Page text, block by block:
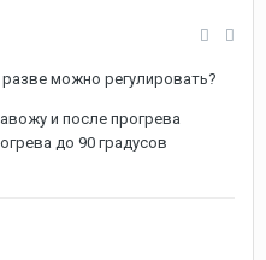
можно регулировать?
и после прогрева
до 90 градусов